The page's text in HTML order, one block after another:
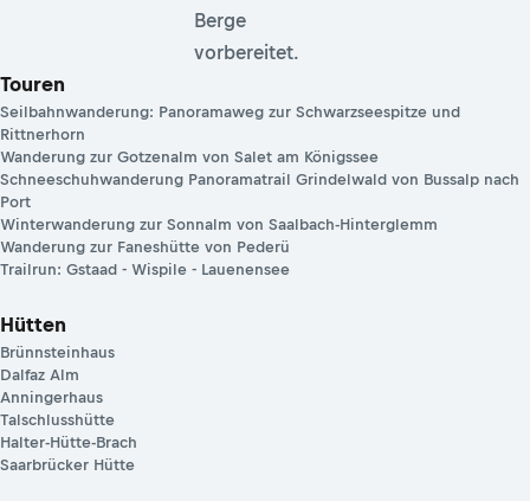
Berge
vorbereitet.
Touren
Seilbahnwanderung: Panoramaweg zur Schwarzseespitze und
Rittnerhorn
Wanderung zur Gotzenalm von Salet am Königssee
Schneeschuhwanderung Panoramatrail Grindelwald von Bussalp nach
Port
Winterwanderung zur Sonnalm von Saalbach-Hinterglemm
Wanderung zur Faneshütte von Pederü
Trailrun: Gstaad - Wispile - Lauenensee
Hütten
Brünnsteinhaus
Dalfaz Alm
Anningerhaus
Talschlusshütte
Halter-Hütte-Brach
Saarbrücker Hütte